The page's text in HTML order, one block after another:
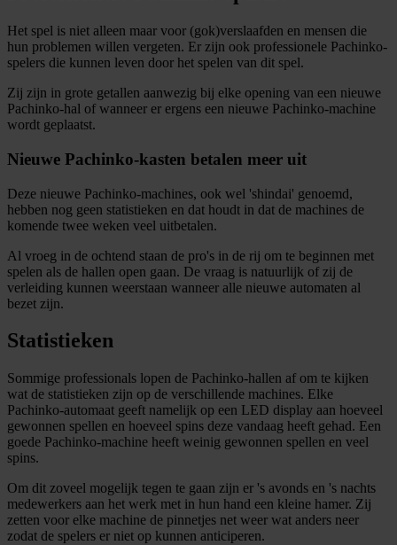
partners voor social media, adverteren en analyse. Deze
partners kunnen deze gegevens combineren met andere
informatie die u aan ze heeft verstrekt of die ze hebben
verzameld op basis van uw gebruik van hun services.
Het spel is niet alleen maar voor (gok)verslaafden en mensen die
hun problemen willen vergeten. Er zijn ook professionele Pachinko-
spelers die kunnen leven door het spelen van dit spel.
Zij zijn in grote getallen aanwezig bij elke opening van een nieuwe
Pachinko-hal of wanneer er ergens een nieuwe Pachinko-machine
wordt geplaatst.
Nieuwe Pachinko-kasten betalen meer uit
Deze nieuwe Pachinko-machines, ook wel 'shindai' genoemd,
hebben nog geen statistieken en dat houdt in dat de machines de
komende twee weken veel uitbetalen.
Al vroeg in de ochtend staan de pro's in de rij om te beginnen met
spelen als de hallen open gaan. De vraag is natuurlijk of zij de
verleiding kunnen weerstaan wanneer alle nieuwe automaten al
bezet zijn.
Statistieken
Sommige professionals lopen de Pachinko-hallen af om te kijken
wat de statistieken zijn op de verschillende machines. Elke
Pachinko-automaat geeft namelijk op een LED display aan hoeveel
gewonnen spellen en hoeveel spins deze vandaag heeft gehad. Een
goede Pachinko-machine heeft weinig gewonnen spellen en veel
spins.
Om dit zoveel mogelijk tegen te gaan zijn er 's avonds en 's nachts
medewerkers aan het werk met in hun hand een kleine hamer. Zij
zetten voor elke machine de pinnetjes net weer wat anders neer
zodat de spelers er niet op kunnen anticiperen.